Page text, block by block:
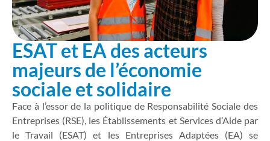
ESAT et EA des acteurs
majeurs de l’économie
sociale et solidaire
Face à l’essor de la politique de Responsabilité Sociale des
Entreprises (RSE), les Établissements et Services d’Aide par
le Travail (ESAT) et les Entreprises Adaptées (EA) se